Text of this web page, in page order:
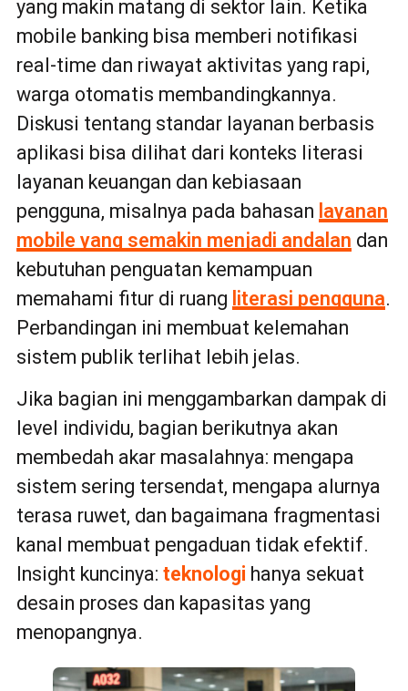
yang makin matang di sektor lain. Ketika
mobile banking bisa memberi notifikasi
real-time dan riwayat aktivitas yang rapi,
warga otomatis membandingkannya.
Diskusi tentang standar layanan berbasis
aplikasi bisa dilihat dari konteks literasi
layanan keuangan dan kebiasaan
pengguna, misalnya pada bahasan layanan
mobile yang semakin menjadi andalan dan
kebutuhan penguatan kemampuan
memahami fitur di ruang literasi pengguna.
Perbandingan ini membuat kelemahan
sistem publik terlihat lebih jelas.
Jika bagian ini menggambarkan dampak di
level individu, bagian berikutnya akan
membedah akar masalahnya: mengapa
sistem sering tersendat, mengapa alurnya
terasa ruwet, dan bagaimana fragmentasi
kanal membuat pengaduan tidak efektif.
Insight kuncinya: teknologi hanya sekuat
desain proses dan kapasitas yang
menopangnya.